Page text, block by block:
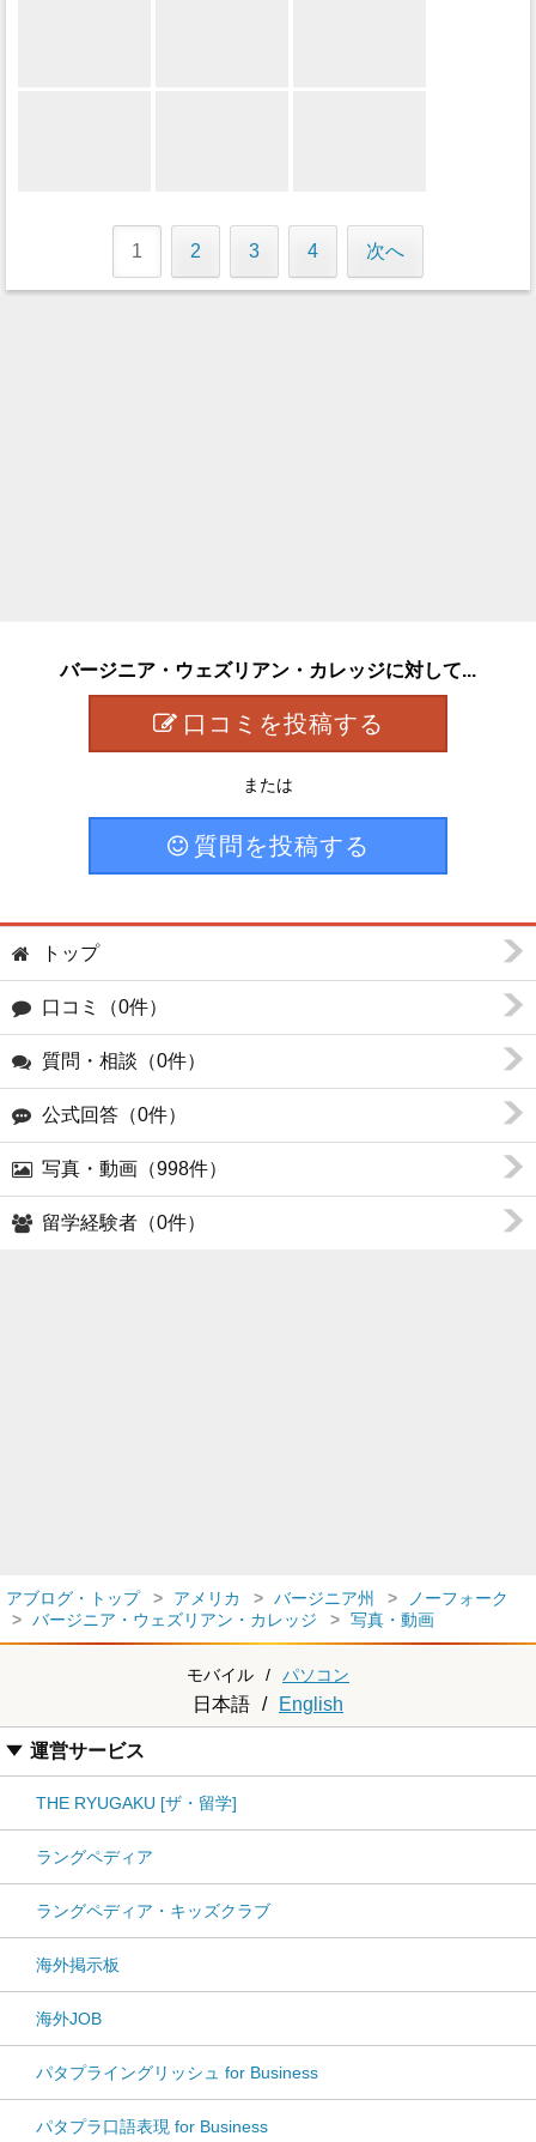
1 2 3 4 次へ
バージニア・ウェズリアン・カレッジに対して...
口コミを投稿する
または
質問を投稿する
トップ
口コミ（0件）
質問・相談（0件）
公式回答（0件）
写真・動画（998件）
留学経験者（0件）
アブログ・トップ アメリカ バージニア州
ノーフォーク
バージニア・ウェズリアン・カレッジ
写真・動画
モバイル / パソコン
日本語 / English
運営サービス
THE RYUGAKU [ザ・留学]
ラングペディア
ラングペディア・キッズクラブ
海外掲示板
海外JOB
パタプライングリッシュ for Business
パタプラ口語表現 for Business